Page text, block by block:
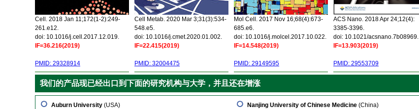
Cell. 2018 Jan 11;172(1-2):249-
261.e12.
doi: 10.1016/j.cell.2017.12.019.
IF=36.216(2019)
PMID: 29328914
Cell Metab. 2020 Mar 3;31(3):534-
548.e5.
doi: 10.1016/j.cmet.2020.01.002.
IF=22.415(2019)
PMID: 32004475
Mol Cell. 2017 Nov 16;68(4):673-
685.e6.
doi: 10.1016/j.molcel.2017.10.022.
IF=14.548(2019)
PMID: 29149595
ACS Nano. 2018 Apr 24;12(4):
3385-3396.
doi: 10.1021/acsnano.7b08969.
IF=13.903(2019)
PMID: 29553709
我们的产品现已经出口到下面的研究机构与大学，并且还在增涨
Auburn University (USA)
Nanjing University of Chinese Medicine (China)